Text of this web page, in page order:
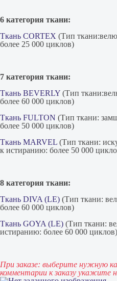
6 категория ткани:
Ткань CORTEX (Тип
более 25 000 циклов)
7 категория ткани:
Ткань BEVERLY (Тип
более 60 000 циклов)
Ткань FULTON (Тип ткани:
более 50 000 циклов)
Ткань MARVEL (Тип ткани:
к истиранию: более 50 000
8 категория ткани:
Ткань DIVA (LE) (Тип ткани:
более 60 000 циклов)
Ткань GOYA (LE) (Тип ткани:
истиранию: более 60 000 циклов)
При заказе: выберите нужную
комментарии к заказу укажите